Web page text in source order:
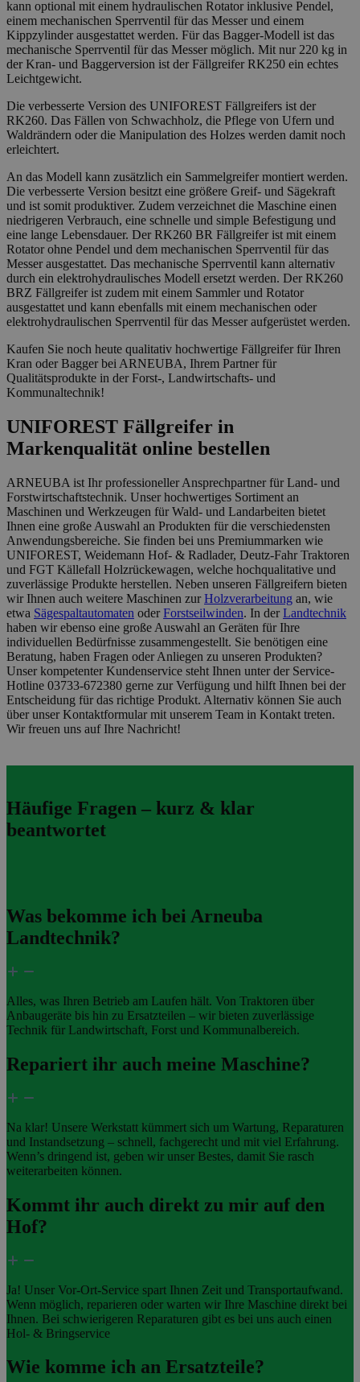
kann optional mit einem hydraulischen Rotator inklusive Pendel,
einem mechanischen Sperrventil für das Messer und einem
Kippzylinder ausgestattet werden. Für das Bagger-Modell ist das
mechanische Sperrventil für das Messer möglich. Mit nur 220 kg in
der Kran- und Baggerversion ist der Fällgreifer RK250 ein echtes
Leichtgewicht.
Die verbesserte Version des UNIFOREST Fällgreifers ist der
RK260. Das Fällen von Schwachholz, die Pflege von Ufern und
Waldrändern oder die Manipulation des Holzes werden damit noch
erleichtert.
An das Modell kann zusätzlich ein Sammelgreifer montiert werden.
Die verbesserte Version besitzt eine größere Greif- und Sägekraft
und ist somit produktiver. Zudem verzeichnet die Maschine einen
niedrigeren Verbrauch, eine schnelle und simple Befestigung und
eine lange Lebensdauer. Der RK260 BR Fällgreifer ist mit einem
Rotator ohne Pendel und dem mechanischen Sperrventil für das
Messer ausgestattet. Das mechanische Sperrventil kann alternativ
durch ein elektrohydraulisches Modell ersetzt werden. Der RK260
BRZ Fällgreifer ist zudem mit einem Sammler und Rotator
ausgestattet und kann ebenfalls mit einem mechanischen oder
elektrohydraulischen Sperrventil für das Messer aufgerüstet werden.
Kaufen Sie noch heute qualitativ hochwertige Fällgreifer für Ihren
Kran oder Bagger bei ARNEUBA, Ihrem Partner für
Qualitätsprodukte in der Forst-, Landwirtschafts- und
Kommunaltechnik!
UNIFOREST Fällgreifer in
Markenqualität online bestellen
ARNEUBA ist Ihr professioneller Ansprechpartner für Land- und
Forstwirtschaftstechnik. Unser hochwertiges Sortiment an
Maschinen und Werkzeugen für Wald- und Landarbeiten bietet
Ihnen eine große Auswahl an Produkten für die verschiedensten
Anwendungsbereiche. Sie finden bei uns Premiummarken wie
UNIFOREST, Weidemann Hof- & Radlader, Deutz-Fahr Traktoren
und FGT Källefall Holzrückewagen, welche hochqualitative und
zuverlässige Produkte herstellen. Neben unseren Fällgreifern bieten
wir Ihnen auch weitere Maschinen zurHolzverarbeitung an, wie
etwa Sägespaltautomaten oderForstseilwinden. In derLandtechnik
haben wir ebenso eine große Auswahl an Geräten für Ihre
individuellen Bedürfnisse zusammengestellt. Sie benötigen eine
Beratung, haben Fragen oder Anliegen zu unseren Produkten?
Unser kompetenter Kundenservice steht Ihnen unter der Service-
Hotline 03733-672380 gerne zur Verfügung und hilft Ihnen bei der
Entscheidung für das richtige Produkt. Alternativ können Sie auch
über unser Kontaktformular mit unserem Team in Kontakt treten.
Wir freuen uns auf Ihre Nachricht!
Häufige Fragen – kurz & klar
beantwortet
Was bekomme ich bei Arneuba
Landtechnik?
Alles, was Ihren Betrieb am Laufen hält. Von Traktoren über
Anbaugeräte bis hin zu Ersatzteilen – wir bieten zuverlässige
Technik für Landwirtschaft, Forst und Kommunalbereich.
Repariert ihr auch meine Maschine?
Na klar! Unsere Werkstatt kümmert sich um Wartung, Reparaturen
und Instandsetzung – schnell, fachgerecht und mit viel Erfahrung.
Wenn’s dringend ist, geben wir unser Bestes, damit Sie rasch
weiterarbeiten können.
Kommt ihr auch direkt zu mir auf den
Hof?
Ja! Unser Vor-Ort-Service spart Ihnen Zeit und Transportaufwand.
Wenn möglich, reparieren oder warten wir Ihre Maschine direkt bei
Ihnen. Bei schwierigeren Reparaturen gibt es bei uns auch einen
Hol- & Bringservice
Wie komme ich an Ersatzteile?